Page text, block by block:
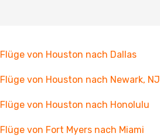
Flüge von Houston nach Dallas
Flüge von Houston nach Newark, NJ
Flüge von Houston nach Honolulu
Flüge von Fort Myers nach Miami